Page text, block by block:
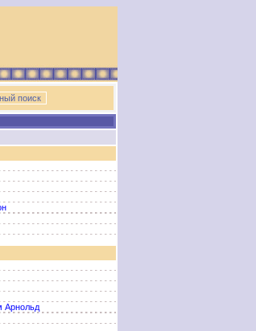
Арнольд